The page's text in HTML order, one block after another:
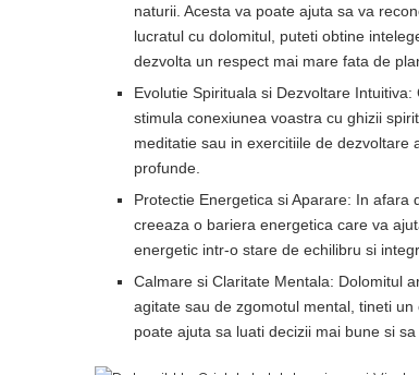
naturii. Acesta va poate ajuta sa va
lucratul cu dolomitul, puteti obtine
dezvolta un respect mai mare fata de
Evolutie Spirituala si Dezvoltare
stimula conexiunea voastra cu ghizii
meditatie sau in exercitiile de
profunde.
Protectie Energetica si Aparare: In
creeaza o bariera energetica care va
energetic intr-o stare de echilibru si
Calmare si Claritate Mentala: Dolomitul
agitate sau de zgomotul mental, tineti
poate ajuta sa luati decizii mai bune si